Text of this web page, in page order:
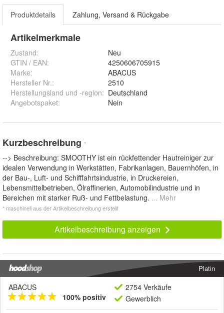
Produktdetails Zahlung, Versand & Rückgabe
Artikelmerkmale
Zustand:
Neu
GTIN / EAN:
4250606705915
Marke:
ABACUS
Hersteller Nr.:
2510
Herstellungsland und -region: Deutschland
Angebotspaket: Nein
Kurzbeschreibung *
--> Beschreibung: SMOOTHY ist ein rückfettender Hautreiniger zur
idealen Verwendung in Werkstätten, Fabrikanlagen, Bauernhöfen, in
der Bau-, Luft- und Schifffahrtsindustrie, in Druckereien,
Lebensmittelbetrieben, Ölraffinerien, Automobilindustrie und in
Bereichen mit starker Ruß- und Fettbelastung. ... Mehr
* maschinell aus der Artikelbeschreibung erstellt
Artikelbeschreibung anzeigen
Platin
ABACUS
100% positiv
2754 Verkäufe
Gewerblich